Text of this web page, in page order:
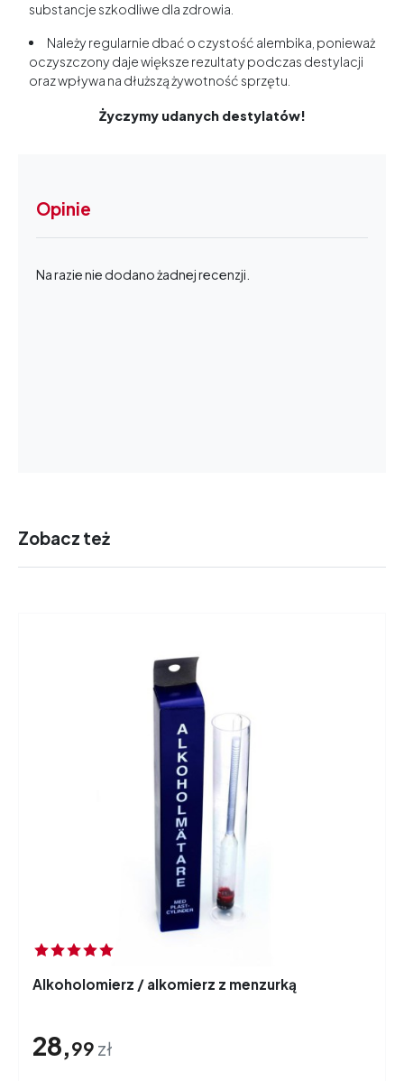
substancje szkodliwe dla zdrowia.
Należy regularnie dbać o czystość alembika, ponieważ
oczyszczony daje większe rezultaty podczas destylacji
oraz wpływa na dłuższą żywotność sprzętu.
Życzymy udanych destylatów!
Opinie
Na razie nie dodano żadnej recenzji.
Zobacz też
Alkoholomierz / alkomierz z menzurką
28,99 zł